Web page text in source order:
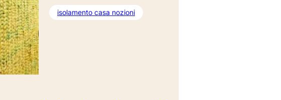
isolamento casa nozioni